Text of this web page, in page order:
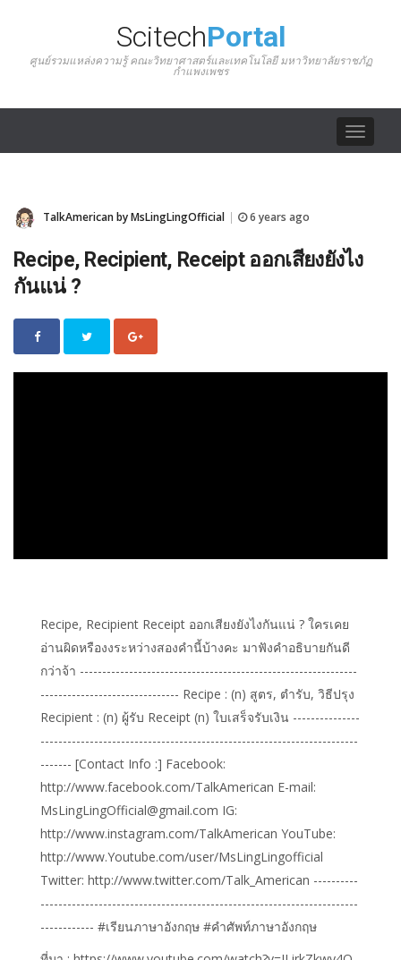
ScitechPortal
ศูนย์รวมแหล่งความรู้ คณะวิทยาศาสตร์และเทคโนโลยี มหาวิทยาลัยราชภัฏ
กำแพงเพชร
Toggle
TalkAmerican by MsLingLingOfficial 6 years ago
Recipe, Recipient, Receipt ออกเสียงยังไง
กันแน่ ?
Recipe, Recipient Receipt ออกเสียงยังไงกันแน่ ? ใครเคย
อ่านผิดหรืองงระหว่างสองคำนี้บ้างคะ มาฟังคำอธิบายกันดี
กว่าจ้า --------------------------------------------------------------
------------------------------- Recipe : (n) สูตร, ตำรับ, วิธีปรุง
Recipient : (n) ผู้รับ Receipt (n) ใบเสร็จรับเงิน ---------------
-----------------------------------------------------------------------
------- [Contact Info :] Facebook:
http://www.facebook.com/TalkAmerican E-mail:
MsLingLingOfficial@gmail.com IG:
http://www.instagram.com/TalkAmerican YouTube:
http://www.Youtube.com/user/MsLingLingofficial
Twitter: http://www.twitter.com/Talk_American ----------
-----------------------------------------------------------------------
------------ #เรียนภาษาอังกฤษ #คำศัพท์ภาษาอังกฤษ